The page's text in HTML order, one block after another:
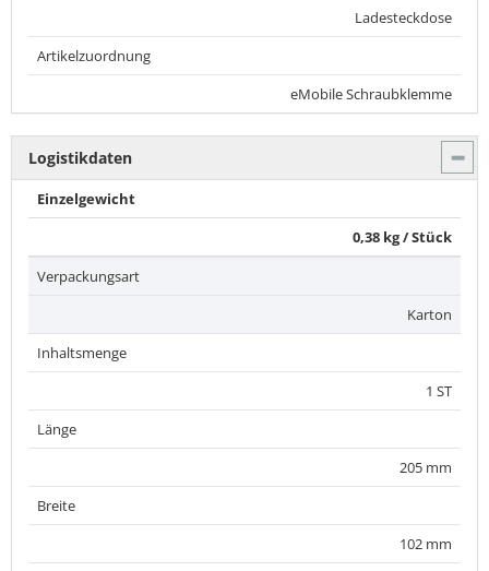
Ladesteckdose
Artikelzuordnung
eMobile Schraubklemme
Logistikdaten
Einzelgewicht
0,38 kg / Stück
Verpackungsart
Karton
Inhaltsmenge
1 ST
Länge
205 mm
Breite
102 mm